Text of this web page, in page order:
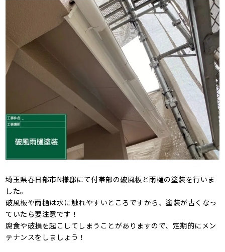
埼玉県春日部市N様邸にて付帯部の破風板と雨樋の塗装を行いま
した。
破風板や雨樋は水に触れやすいところですから、塗装が古くなっ
ていたら要注意です！
腐食や破損を起こしてしまうことがありますので、定期的にメン
テナンスをしましょう！